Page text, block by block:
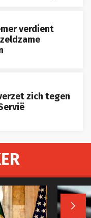
verdient
zich tegen
